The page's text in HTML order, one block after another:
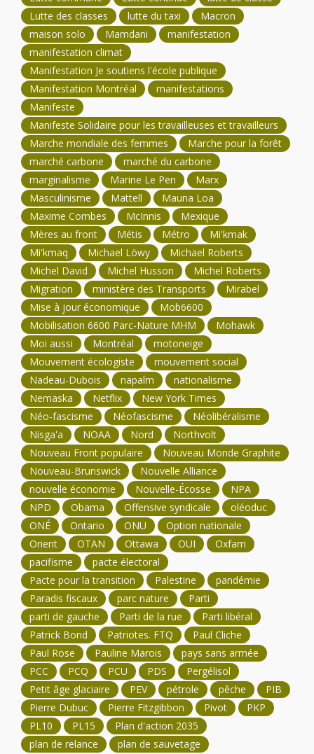
Lutte des classes
lutte du taxi
Macron
maison solo
Mamdani
manifestation
manifestation climat
Manifestation Je soutiens l'école publique
Manifestation Montréal
manifestations
Manifeste
Manifeste Solidaire pour les travailleuses et travailleurs
Marche mondiale des femmes
Marche pour la forêt
marché carbone
marché du carbone
marginalisme
Marine Le Pen
Marx
Masculinisme
Mattell
Mauna Loa
Maxime Combes
McInnis
Mexique
Mères au front
Métis Métro
Mi'kmak
Mi'kmaq
Michael Löwy
Michael Roberts
Michel David
Michel Husson
Michel Roberts
Migration
ministère des Transports
Mirabel
Mise à jour économique
Mob6600
Mobilisation 6600 Parc-Nature MHM
Mohawk
Moi aussi
Montréal
motoneige
Mouvement écologiste
mouvement social
Nadeau-Dubois
napalm
nationalisme
Nemaska
Netflix
New York Times
Néo-fascisme
Néofascisme
Néolibéralisme
Nisga'a
NOAA Nord
Northvolt
Nouveau Front populaire
Nouveau Monde Graphite
Nouveau-Brunswick
Nouvelle Alliance
nouvelle économie
Nouvelle-Écosse
NPA
NPD
Obama Offensive syndicale
oléoduc
ONÉ
Ontario ONU
Option nationale
Orient
OTAN Ottawa OUI
Oxfam
pacifisme
pacte électoral
Pacte pour la transition
Palestine
pandémie
Paradis fiscaux
parc nature
Parti
parti de gauche
Parti de la rue
Parti libéral
Patrick Bond
Patriotes. FTQ
Paul Cliche
Paul Rose
Pauline Marois
pays sans armée
PCC
PCQ PCU PDS
Pergélisol
Petit âge glaciaire
PEV pétrole pêche
PIB
Pierre Dubuc
Pierre Fitzgibbon Pivot
PKP
PL10
PL15
Plan d'action 2035
plan de relance
plan de sauvetage